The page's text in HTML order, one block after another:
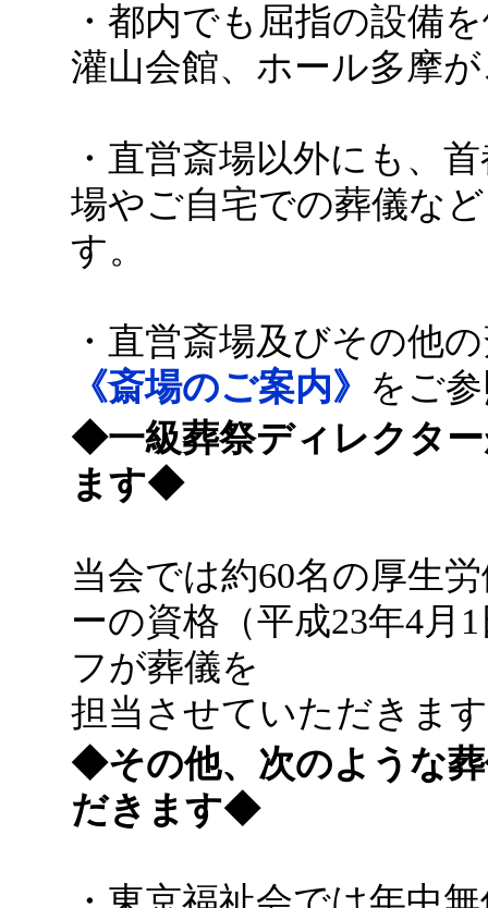
・都内でも屈指の設備
灌山会館、ホール多摩
・直営斎場以外にも、
場やご自宅での葬儀な
す。
・直営斎場及びその他
《斎場のご案内》 をご
◆一級葬祭ディレクタ
ます◆
当会では約60名の厚生
ーの資格（平成23年4月
フが葬儀を
担当させていただきま
◆その他、次のような
だきます◆